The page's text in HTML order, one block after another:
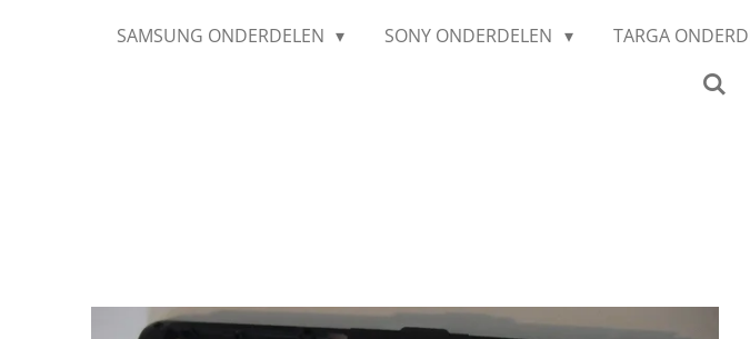
SAMSUNG ONDERDELEN
SONY ONDERDELEN TARGA